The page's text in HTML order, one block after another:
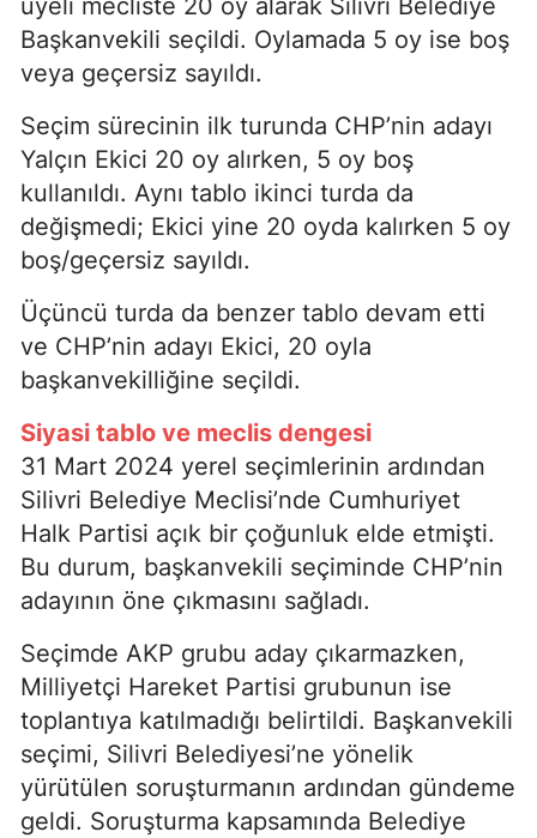
Başkanvekili seçildi. Oylamada 5 oy ise boş
veya geçersiz sayıldı.
Seçim sürecinin ilk turunda CHP’nin adayı
Yalçın Ekici 20 oy alırken, 5 oy boş
kullanıldı. Aynı tablo ikinci turda da
değişmedi; Ekici yine 20 oyda kalırken 5 oy
boş/geçersiz sayıldı.
Üçüncü turda da benzer tablo devam etti
ve CHP’nin adayı Ekici, 20 oyla
başkanvekilliğine seçildi.
Siyasi tablo ve meclis dengesi
31 Mart 2024 yerel seçimlerinin ardından
Silivri Belediye Meclisi’nde Cumhuriyet
Halk Partisi açık bir çoğunluk elde etmişti.
Bu durum, başkanvekili seçiminde CHP’nin
adayının öne çıkmasını sağladı.
Seçimde AKP grubu aday çıkarmazken,
Milliyetçi Hareket Partisi grubunun ise
toplantıya katılmadığı belirtildi. Başkanvekili
seçimi, Silivri Belediyesi’ne yönelik
yürütülen soruşturmanın ardından gündeme
geldi. Soruşturma kapsamında Belediye